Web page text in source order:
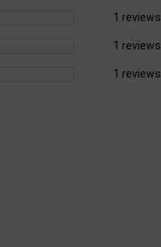
1 reviews
1 reviews
1 reviews